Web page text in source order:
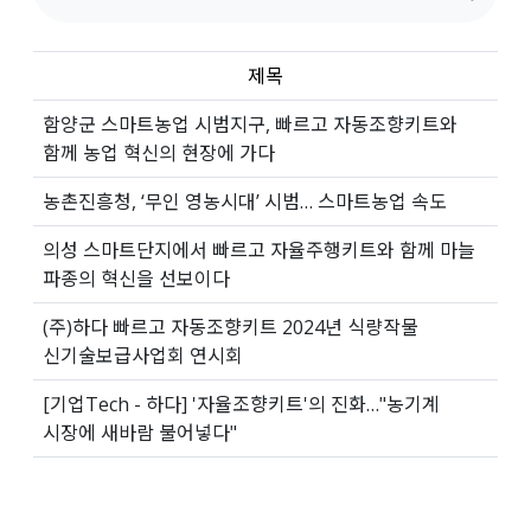
제목
함양군 스마트농업 시범지구, 빠르고 자동조향키트와
함께 농업 혁신의 현장에 가다
농촌진흥청, ‘무인 영농시대’ 시범… 스마트농업 속도
의성 스마트단지에서 빠르고 자율주행키트와 함께 마늘
파종의 혁신을 선보이다
(주)하다 빠르고 자동조향키트 2024년 식량작물
신기술보급사업회 연시회
[기업Tech - 하다] '자율조향키트'의 진화…"농기계
시장에 새바람 불어넣다"